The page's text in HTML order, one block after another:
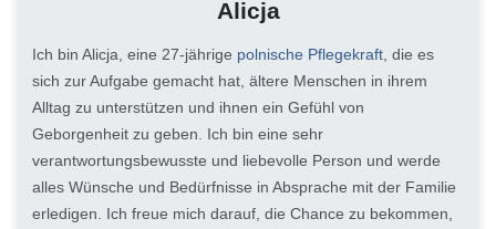
Alicja
Ich bin Alicja, eine 27-jährige polnische Pflegekraft , die es
sich zur Aufgabe gemacht hat, ältere Menschen in ihrem
Alltag zu unterstützen und ihnen ein Gefühl von
Geborgenheit zu geben. Ich bin eine sehr
verantwortungsbewusste und liebevolle Person und werde
alles Wünsche und Bedürfnisse in Absprache mit der Familie
erledigen. Ich freue mich darauf, die Chance zu bekommen,